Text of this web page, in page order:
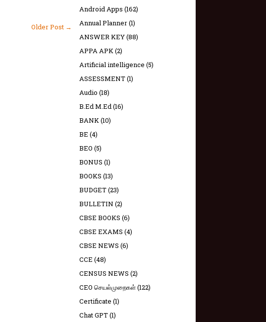
Older Post →
Android Apps (162)
Annual Planner(1)
ANSWER KEY(88)
APPA APK(2)
Artificial intelligence (5)
ASSESSMENT(1)
Audio (18)
B.Ed M.Ed(16)
BANK(10)
BE (4)
BEO (5)
BONUS (1)
BOOKS (13)
BUDGET(23)
BULLETIN (2)
CBSE BOOKS (6)
CBSE EXAMS (4)
CBSE NEWS (6)
CCE (48)
CENSUS NEWS (2)
CEO செயல்முறைகள்(122)
Certificate (1)
Chat GPT(1)